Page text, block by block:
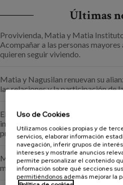
Últimas
Provivienda, Matia y Matia
Acompañar a las personas
quieren seguir viviendo.
Matia y Nagusilan renuevan su
las relaciones y la participación de
El apoyo de Banco Santander y
impulsa «Memorias con Historia»,
preservar el legado de las personas
Matia, reconocida entre las
mejor reputación enfermera del
Uso de Cookies
Utilizamos cookies propias y de
servicios, elaborar información
navegación, inferir grupos de
intereses y mostrarle anuncios
permite personalizar el contenido
información sobre qué secciones
permitiéndonos además mejorar la